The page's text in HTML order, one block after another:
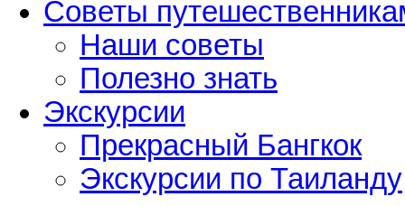
Советы
Наши советы
Полезно знать
Экскурсии
Прекрасный Бангкок
Экскурсии по Таиланду